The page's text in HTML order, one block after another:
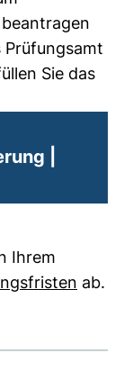
Sie das
|
Ihrem
ab.